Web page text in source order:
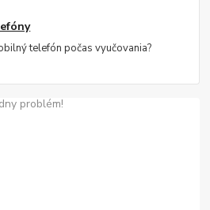
telefón počas vyučovania?